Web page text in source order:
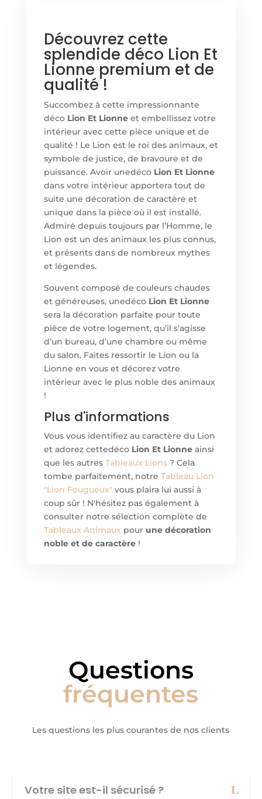
Découvrez cette
splendide déco Lion Et
Lionne premium et de
qualité !
Succombez à cette impressionnante
déco Lion Et Lionneet embellissez votre
intérieur avec cette pièce unique et de
qualité ! Le Lion est le roi des animaux, et
symbole de justice, de bravoure et de
puissance. Avoir unedéco Lion Et Lionne
dans votre intérieur apportera tout de
suite une décoration de caractère et
unique dans la pièce où il est installé.
Admiré depuis toujours par l’Homme, le
Lion est un des animaux les plus connus,
et présents dans de nombreux mythes
et légendes.
Souvent composé de couleurs chaudes
et généreuses, unedéco Lion Et Lionne
sera la décoration parfaite pour toute
pièce de votre logement, qu’il s’agisse
d’un bureau, d’une chambre ou même
du salon. Faites ressortir le Lion ou la
Lionne en vous et décorez votre
intérieur avec le plus noble des animaux
!
Plus d'informations
Vous vous identifiez au caractère du Lion
et adorez cettedéco Lion Et Lionneainsi
que les autres Tableaux Lions? Cela
tombe parfaitement, notre Tableau Lion
"Lion Fougueux"vous plaira lui aussi à
coup sûr ! N'hésitez pas également à
consulter notre sélection complète de
Tableaux Animaux pour une décoration
noble et de caractère!
Questions
fréquentes
Les questions les plus courantes de nos clients
Votre site est-il sécurisé ?